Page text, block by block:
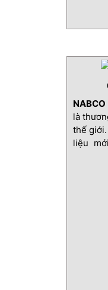
NABCO
là
thế
liệu